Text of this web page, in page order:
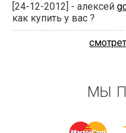
[24-12-2012] - алексей
как купить у вас ?
МЫ